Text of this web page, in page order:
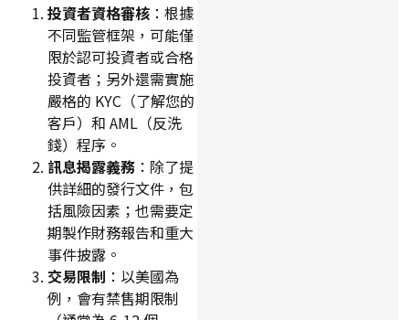
投資者資格審核 ：根據
不同監管框架，可能僅
限於認可投資者或合格
投資者；另外還需實施
嚴格的 KYC（了解您的
客戶）和 AML（反洗
錢）程序。
訊息揭露義務 ：除了提
供詳細的發行文件，包
括風險因素；也需要定
期製作財務報告和重大
事件披露。
交易限制 ：以美國為
例，會有禁售期限制